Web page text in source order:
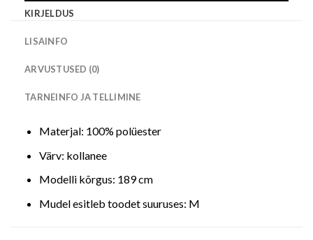
KIRJELDUS
LISAINFO
ARVUSTUSED (0)
TARNEINFO JA TELLIMINE
Materjal: 100% polüester
Värv: kollanee
Modelli kõrgus: 189 cm
Mudel esitleb toodet suuruses: M